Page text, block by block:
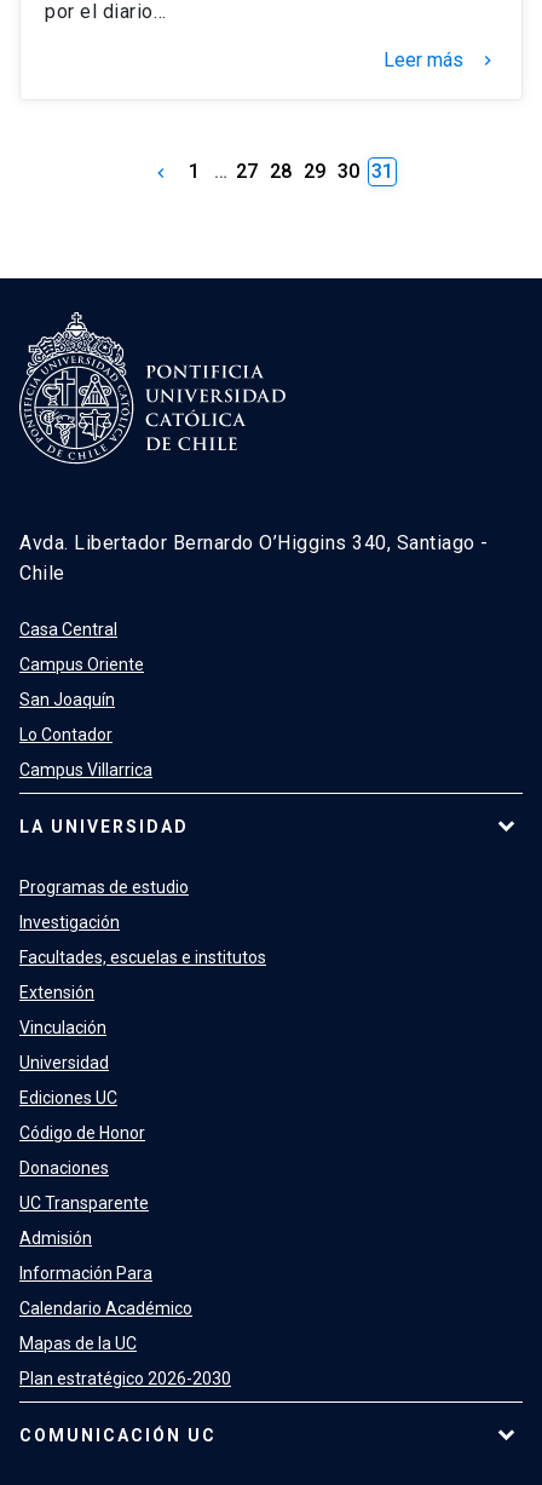
por el diario…
Leer más keyboard_arrow_right
keyboard_arrow_left 1 … 27 28 29 30 31
Avda. Libertador Bernardo O’Higgins 340, Santiago -
Chile
Casa Central
Campus Oriente
San Joaquín
Lo Contador
Campus Villarrica
LA UNIVERSIDAD
Programas de estudio
Investigación
Facultades, escuelas e institutos
Extensión
Vinculación
Universidad
Ediciones UC
Código de Honor
Donaciones
UC Transparente
Admisión
Información Para
Calendario Académico
Mapas de la UC
Plan estratégico 2026-2030
COMUNICACIÓN UC